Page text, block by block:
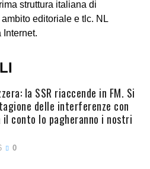
struttura italiana di
editoriale e tlc. NL
Internet.
la SSR riaccende in FM. Si
delle interferenze con
il conto lo pagheranno i nostri
0